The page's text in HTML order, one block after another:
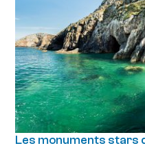
Les monuments stars